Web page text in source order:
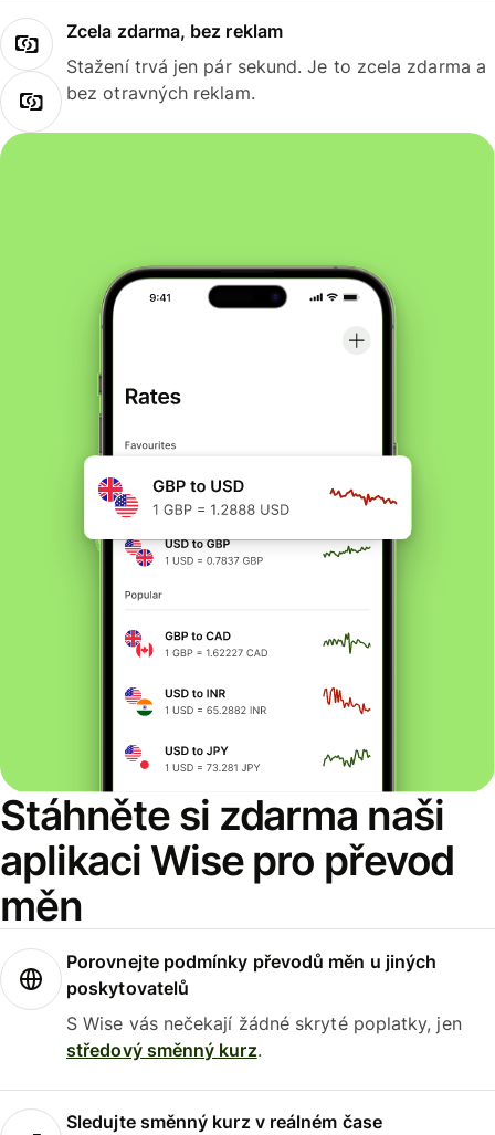
Zcela zdarma, bez reklam
Stažení trvá jen pár sekund. Je to zcela zdarma a
bez otravných reklam.
Stáhněte si zdarma naši
aplikaci Wise pro převod
měn
Porovnejte podmínky převodů měn u jiných
poskytovatelů
S Wise vás nečekají žádné skryté poplatky, jen
středový směnný kurz.
Sledujte směnný kurz v reálném čase